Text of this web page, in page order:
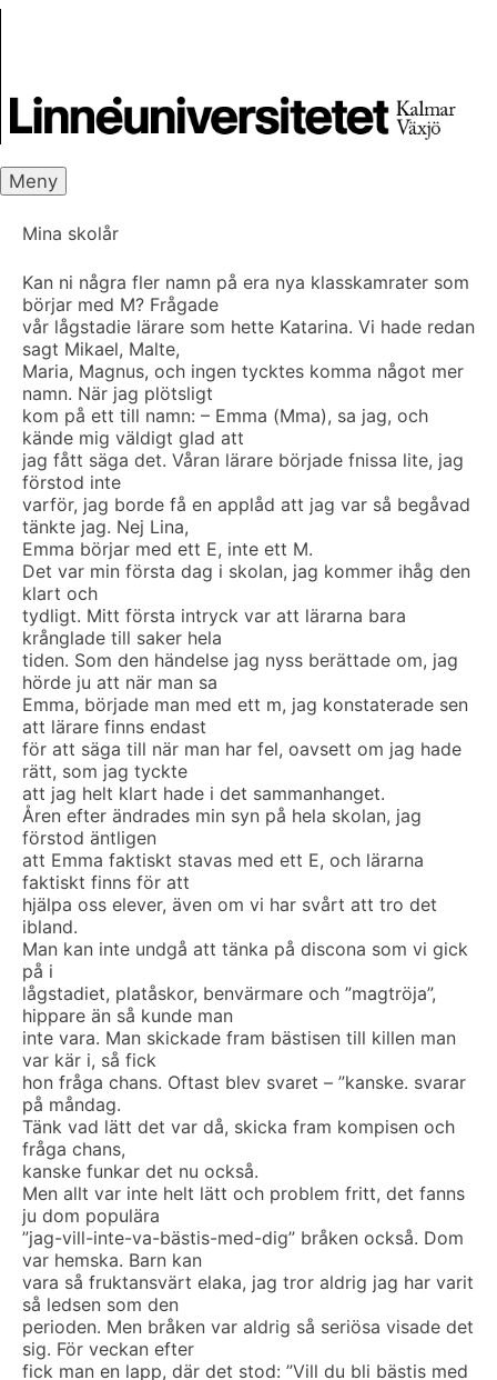
Meny
Mina skolår
Kan ni några fler namn på era nya klasskamrater som
börjar med M? Frågade
vår lågstadie lärare som hette Katarina. Vi hade redan
sagt Mikael, Malte,
Maria, Magnus, och ingen tycktes komma något mer
namn. När jag plötsligt
kom på ett till namn: – Emma (Mma), sa jag, och
kände mig väldigt glad att
jag fått säga det. Våran lärare började fnissa lite, jag
förstod inte
varför, jag borde få en applåd att jag var så begåvad
tänkte jag. Nej Lina,
Emma börjar med ett E, inte ett M.
Det var min första dag i skolan, jag kommer ihåg den
klart och
tydligt. Mitt första intryck var att lärarna bara
krånglade till saker hela
tiden. Som den händelse jag nyss berättade om, jag
hörde ju att när man sa
Emma, började man med ett m, jag konstaterade sen
att lärare finns endast
för att säga till när man har fel, oavsett om jag hade
rätt, som jag tyckte
att jag helt klart hade i det sammanhanget.
Åren efter ändrades min syn på hela skolan, jag
förstod äntligen
att Emma faktiskt stavas med ett E, och lärarna
faktiskt finns för att
hjälpa oss elever, även om vi har svårt att tro det
ibland.
Man kan inte undgå att tänka på discona som vi gick
på i
lågstadiet, platåskor, benvärmare och ”magtröja”,
hippare än så kunde man
inte vara. Man skickade fram bästisen till killen man
var kär i, så fick
hon fråga chans. Oftast blev svaret – ”kanske. svarar
på måndag.
Tänk vad lätt det var då, skicka fram kompisen och
fråga chans,
kanske funkar det nu också.
Men allt var inte helt lätt och problem fritt, det fanns
ju dom populära
”jag-vill-inte-va-bästis-med-dig” bråken också. Dom
var hemska. Barn kan
vara så fruktansvärt elaka, jag tror aldrig jag har varit
så ledsen som den
perioden. Men bråken var aldrig så seriösa visade det
sig. För veckan efter
fick man en lapp, där det stod: ”Vill du bli bästis med